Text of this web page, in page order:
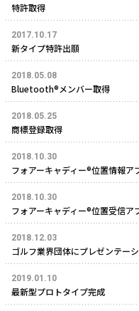
特許取得
2017.10.17
新タイプ特許出願
2018.05.08
Bluetooth®メンバー取得
2018.05.25
商標登録取得
2018.10.30
フォアーキャディー®位置情報ア
2018.10.30
フォアーキャディー®位置受信ア
2018.12.03
ゴルフ業界団体にプレゼンテー
2019.01.10
最新型プロトタイプ完成